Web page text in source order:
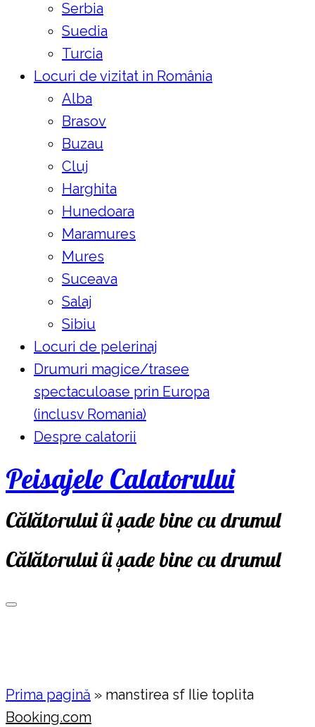
Serbia
Suedia
Turcia
Locuri de vizitat in România
Alba
Brasov
Buzau
Cluj
Harghita
Hunedoara
Maramures
Mures
Suceava
Salaj
Sibiu
Locuri de pelerinaj
Drumuri magice/trasee
spectaculoase prin Europa
(inclusv Romania)
Despre calatorii
Peisajele Calatorului
Călătorului îi șade bine cu drumul
Călătorului îi șade bine cu drumul
Prima pagină » manstirea sf Ilie toplita
Booking.com